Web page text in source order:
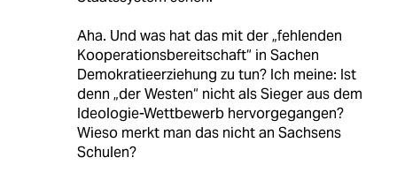
Aha. Und was hat das mit der „fehlenden
Kooperationsbereitschaft“ in Sachen
Demokratieerziehung zu tun? Ich meine: Ist
denn „der Westen“ nicht als Sieger aus dem
Ideologie-Wettbewerb hervorgegangen?
Wieso merkt man das nicht an Sachsens
Schulen?